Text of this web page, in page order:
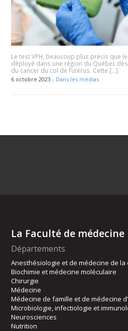
Le test VPH, beaucoup plus précis que
déployé dans une région du Québec
du cancer du col de l’utérus. Cette […]
6 octobre 2023 - Dans les médias
La Faculté de médecine
Départements
Anesthésiologie et de médecine de
Biochimie et médecine moléculaire
Chirurgie
Médecine
Médecine de famille et de médecine
Microbiologie, infectiologie et
Neurosciences
Nutrition